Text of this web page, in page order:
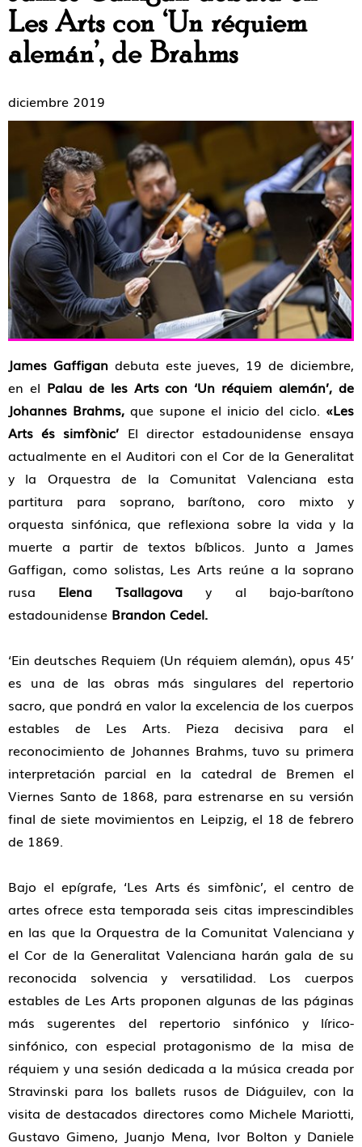
Les Arts con ‘Un réquiem
alemán’, de Brahms
diciembre 2019
James Gaffigandebuta este jueves, 19 de diciembre,
en el Palau de les Arts con ‘Un réquiem alemán’, de
Johannes Brahms, que supone el inicio del ciclo. «Les
Arts és simfònic’ El director estadounidense ensaya
actualmente en el Auditori con el Cor de la Generalitat
y la Orquestra de la Comunitat Valenciana esta
partitura para soprano, barítono, coro mixto y
orquesta sinfónica, que reflexiona sobre la vida y la
muerte a partir de textos bíblicos. Junto a James
Gaffigan, como solistas, Les Arts reúne a la soprano
rusa Elena Tsallagovay al bajo-barítono
estadounidense Brandon Cedel.
‘Ein deutsches Requiem (Un réquiem alemán), opus 45’
es una de las obras más singulares del repertorio
sacro, que pondrá en valor la excelencia de los cuerpos
estables de Les Arts. Pieza decisiva para el
reconocimiento de Johannes Brahms, tuvo su primera
interpretación parcial en la catedral de Bremen el
Viernes Santo de 1868, para estrenarse en su versión
final de siete movimientos en Leipzig, el 18 de febrero
de 1869.
Bajo el epígrafe, ‘Les Arts és simfònic’, el centro de
artes ofrece esta temporada seis citas imprescindibles
en las que la Orquestra de la Comunitat Valenciana y
el Cor de la Generalitat Valenciana harán gala de su
reconocida solvencia y versatilidad. Los cuerpos
estables de Les Arts proponen algunas de las páginas
más sugerentes del repertorio sinfónico y lírico-
sinfónico, con especial protagonismo de la misa de
réquiem y una sesión dedicada a la música creada por
Stravinski para los ballets rusos de Diáguilev, con la
visita de destacados directores como Michele Mariotti,
Gustavo Gimeno, Juanjo Mena, Ivor Bolton y Daniele